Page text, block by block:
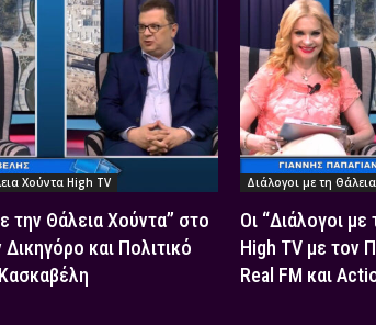
Χούντα High TV
την Θάλεια Χούντα” στο
και Πολιτικό
Διάλογοι με τη
Οι “Διάλογοι
High TV με τον
Real FM και